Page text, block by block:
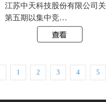
江苏中天科技股份有限公司
第五期以集中竞…
1 2 3 4 5